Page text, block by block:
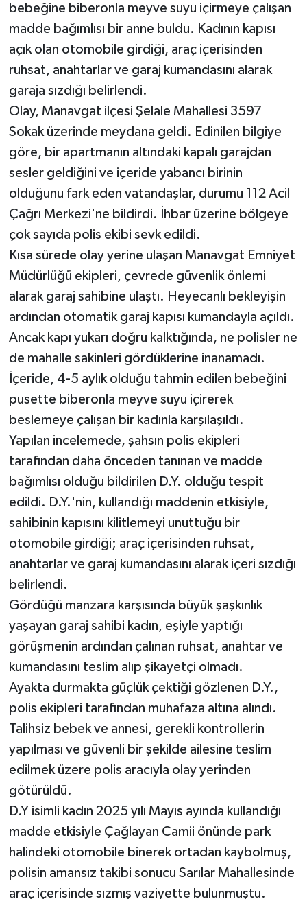
bebeğine biberonla meyve suyu içirmeye çalışan
madde bağımlısı bir anne buldu. Kadının kapısı
açık olan otomobile girdiği, araç içerisinden
ruhsat, anahtarlar ve garaj kumandasını alarak
garaja sızdığı belirlendi.
Olay, Manavgat ilçesi Şelale Mahallesi 3597
Sokak üzerinde meydana geldi. Edinilen bilgiye
göre, bir apartmanın altındaki kapalı garajdan
sesler geldiğini ve içeride yabancı birinin
olduğunu fark eden vatandaşlar, durumu 112 Acil
Çağrı Merkezi'ne bildirdi. İhbar üzerine bölgeye
çok sayıda polis ekibi sevk edildi.
Kısa sürede olay yerine ulaşan Manavgat Emniyet
Müdürlüğü ekipleri, çevrede güvenlik önlemi
alarak garaj sahibine ulaştı. Heyecanlı bekleyişin
ardından otomatik garaj kapısı kumandayla açıldı.
Ancak kapı yukarı doğru kalktığında, ne polisler ne
de mahalle sakinleri gördüklerine inanamadı.
İçeride, 4-5 aylık olduğu tahmin edilen bebeğini
pusette biberonla meyve suyu içirerek
beslemeye çalışan bir kadınla karşılaşıldı.
Yapılan incelemede, şahsın polis ekipleri
tarafından daha önceden tanınan ve madde
bağımlısı olduğu bildirilen D.Y. olduğu tespit
edildi. D.Y.'nin, kullandığı maddenin etkisiyle,
sahibinin kapısını kilitlemeyi unuttuğu bir
otomobile girdiği; araç içerisinden ruhsat,
anahtarlar ve garaj kumandasını alarak içeri sızdığı
belirlendi.
Gördüğü manzara karşısında büyük şaşkınlık
yaşayan garaj sahibi kadın, eşiyle yaptığı
görüşmenin ardından çalınan ruhsat, anahtar ve
kumandasını teslim alıp şikayetçi olmadı.
Ayakta durmakta güçlük çektiği gözlenen D.Y.,
polis ekipleri tarafından muhafaza altına alındı.
Talihsiz bebek ve annesi, gerekli kontrollerin
yapılması ve güvenli bir şekilde ailesine teslim
edilmek üzere polis aracıyla olay yerinden
götürüldü.
D.Y isimli kadın 2025 yılı Mayıs ayında kullandığı
madde etkisiyle Çağlayan Camii önünde park
halindeki otomobile binerek ortadan kaybolmuş,
polisin amansız takibi sonucu Sarılar Mahallesinde
araç içerisinde sızmış vaziyette bulunmuştu.
Teknoloji
Televizyon
Turizm
Yaşam